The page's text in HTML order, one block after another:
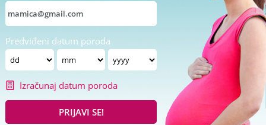
Predviđeni datum poroda
Izračunaj datum poroda
PRIJAVI SE!